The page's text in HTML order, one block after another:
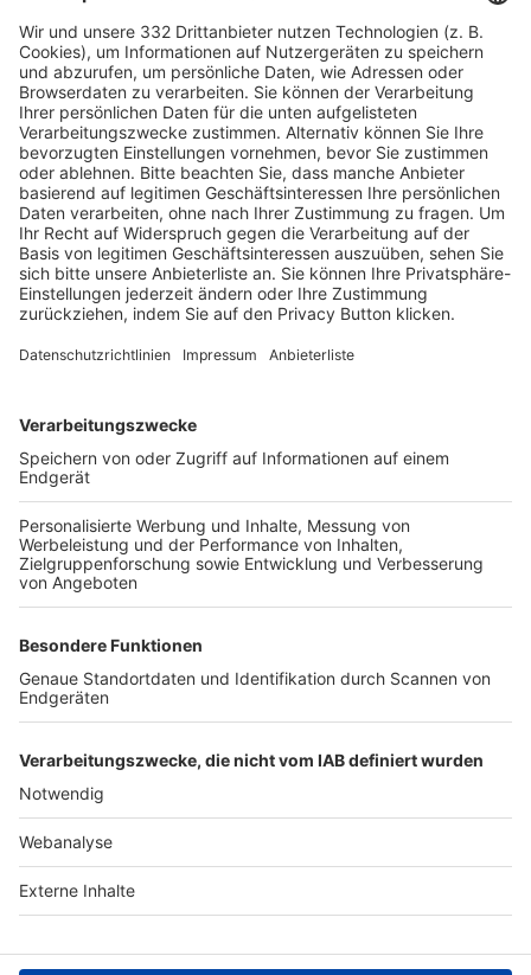
HÄUFIG BESUCHTE SEITEN
Pässe und Vereinswechsel
Trainerausbildung
Schulungsangebot Vereinsmitarbeiter
BFV-Geschäftsstellen
Trainerbörse
Login SpielPlus
FOLGE DEM BFV
TOP-VEREINE
TOP-PARTNER
Nutzungsbedingungen Datenschutz Impressum